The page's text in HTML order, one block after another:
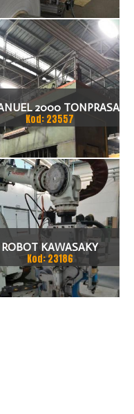
2000 TONPRASA
3200 X
2000
Kod: 23557
ROBOT KAWASAKY
Kod: 23186